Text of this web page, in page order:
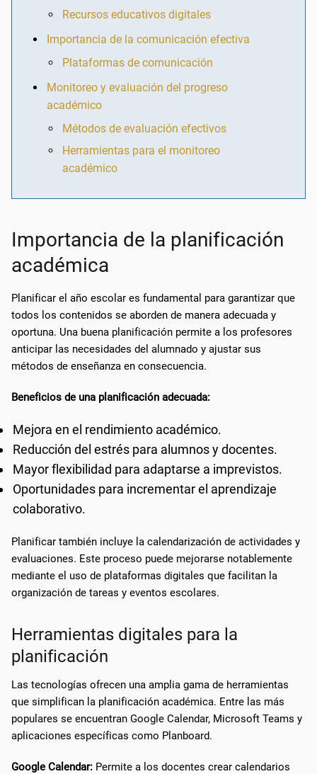
Recursos educativos digitales
Importancia de la comunicación efectiva
Plataformas de comunicación
Monitoreo y evaluación del progreso
académico
Métodos de evaluación efectivos
Herramientas para el monitoreo
académico
Importancia de la planificación
académica
Planificar el año escolar es fundamental para garantizar que
todos los contenidos se aborden de manera adecuada y
oportuna. Una buena planificación permite a los profesores
anticipar las necesidades del alumnado y ajustar sus
métodos de enseñanza en consecuencia.
Beneficios de una planificación adecuada:
Mejora en el rendimiento académico.
Reducción del estrés para alumnos y docentes.
Mayor flexibilidad para adaptarse a imprevistos.
Oportunidades para incrementar el aprendizaje
colaborativo.
Planificar también incluye la calendarización de actividades y
evaluaciones. Este proceso puede mejorarse notablemente
mediante el uso de plataformas digitales que facilitan la
organización de tareas y eventos escolares.
Herramientas digitales para la
planificación
Las tecnologías ofrecen una amplia gama de herramientas
que simplifican la planificación académica. Entre las más
populares se encuentran Google Calendar, Microsoft Teams y
aplicaciones específicas como Planboard.
Google Calendar: Permite a los docentes crear calendarios